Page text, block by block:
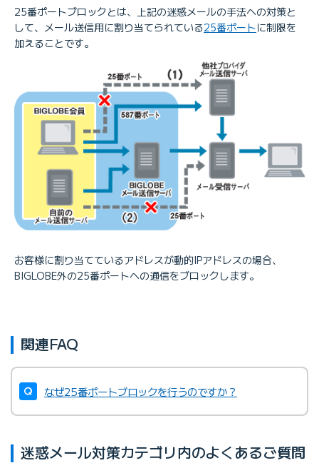
25番ポートブロックとは、上記の迷惑メールの手法への対策と
して、メール送信用に割り当てられている25番ポートに制限を
加えることです。
お客様に割り当てているアドレスが動的IPアドレスの場合、
BIGLOBE外の25番ポートへの通信をブロックします。
関連FAQ
なぜ25番ポートブロックを行うのですか？
迷惑メール対策カテゴリ内のよくあるご質問